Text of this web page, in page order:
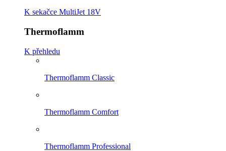
K sekačce MultiJet 18V
Thermoflamm
K přehledu
Thermoflamm Classic
Thermoflamm Comfort
Thermoflamm Professional